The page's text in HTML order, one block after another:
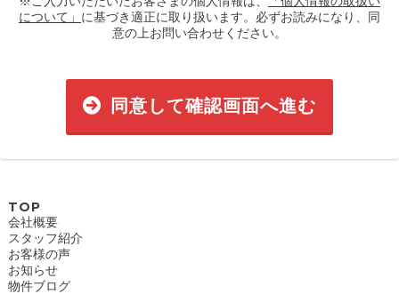
について」 に基づき適正に取り扱います。必ずお読みになり、同
意の上お問い合わせください。
同意して確認画面へ進む
TOP
会社概要
スタッフ紹介
お客様の声
お知らせ
物件ブログ